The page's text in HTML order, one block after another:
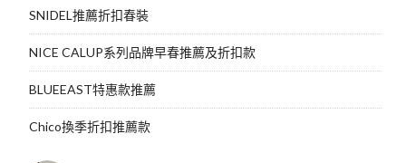
SNIDEL推薦折扣春裝
NICE CALUP系列品牌早春推薦及折扣款
BLUEEAST特惠款推薦
Chico換季折扣推薦款